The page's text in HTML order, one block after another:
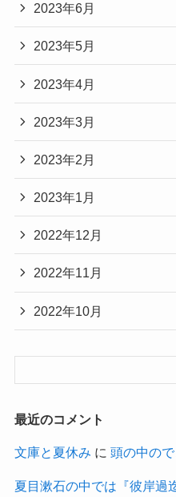
2023年6月
2023年5月
2023年4月
2023年3月
2023年2月
2023年1月
2022年12月
2022年11月
2022年10月
最近のコメント
文庫と夏休み に 頭の中の
夏目漱石の中では『彼岸過